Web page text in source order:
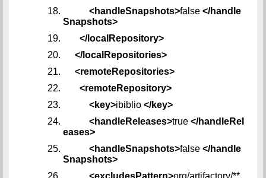
<handleSnapshots>false </handle
Snapshots>
</localRepository>
</localRepositories>
<remoteRepositories>
<remoteRepository>
<key>ibiblio </key>
<handleReleases>true </handleRel
eases>
<handleSnapshots>false </handle
Snapshots>
<excludesPattern>org/artifactory/**,